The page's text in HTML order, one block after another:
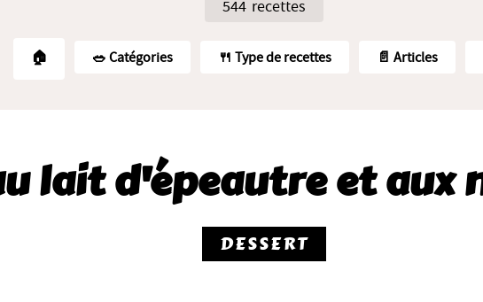
544 recettes
🏠 🥗️ Catégories 🍴 Type de recettes 📄 Articles
lait d'épeautre et aux
DESSERT